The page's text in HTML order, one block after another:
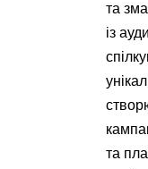
та
із
та